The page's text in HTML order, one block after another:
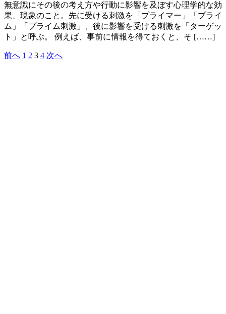
無意識にその後の考え方や行動に影響を及ぼす心理学的な効
果、現象のこと。先に受ける刺激を「プライマー」「プライ
ム」「プライム刺激」、後に影響を受ける刺激を「ターゲッ
ト」と呼ぶ。 例えば、事前に情報を得ておくと、そ [……]
投
前へ 1 2 3 4 次へ